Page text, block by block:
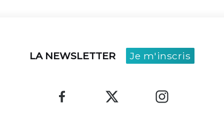
LA NEWSLETTER Je m'inscris